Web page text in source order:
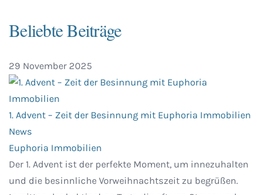
Beliebte Beiträge
29 November 2025
1. Advent – Zeit der Besinnung mit Euphoria Immobilien
News
Euphoria Immobilien
Der 1. Advent ist der perfekte Moment, um innezuhalten
und die besinnliche Vorweihnachtszeit zu begrüßen.